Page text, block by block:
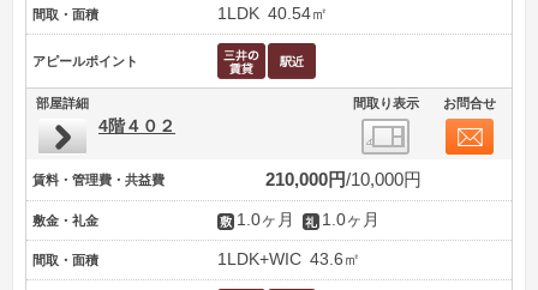
間取・面積 1LDK 40.54㎡
アピールポイント
部屋詳細 間取り表示 お問合せ
4階４０２
賃料・管理費・共益費 210,000円 10,000円
敷金・礼金 1.0ヶ月 1.0ヶ月
間取・面積 1LDK+WIC 43.6㎡